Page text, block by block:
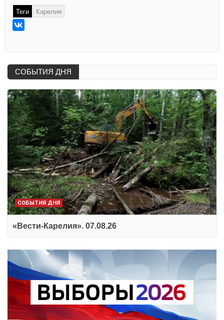
Теги Карелия
СОБЫТИЯ ДНЯ
СОБЫТИЯ ДНЯ
«Вести-Карелия». 07.08.26